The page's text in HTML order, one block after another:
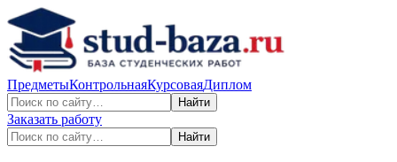
ПредметыКонтрольнаяКурсоваяДиплом
Найти
Заказать работу
Найти